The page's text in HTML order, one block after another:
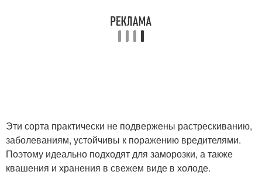
Эти сорта практически не подвержены растрескиванию,
заболеваниям, устойчивы к поражению вредителями.
Поэтому идеально подходят для заморозки, а также
квашения и хранения в свежем виде в холоде.